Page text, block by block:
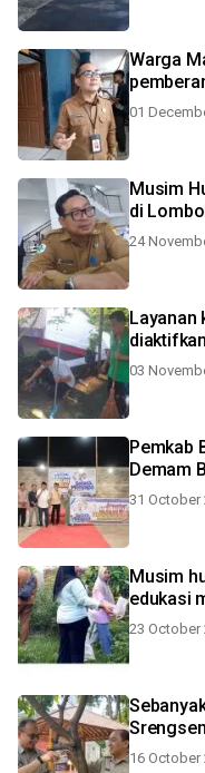
Warga
01
Musim
di
24
Layanan
03
Pemkab
Demam
31 October
Musim
edukasi
23 October
16 October